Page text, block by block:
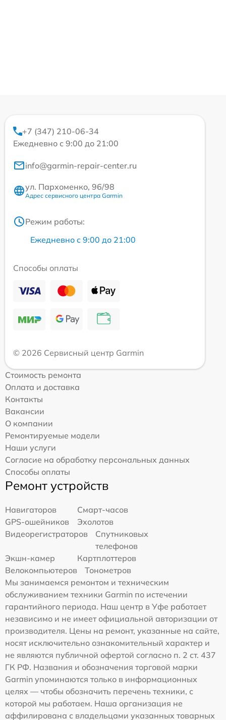
+7 (347) 210-06-34
Ежедневно с 9:00 до 21:00
info@garmin-repair-center.ru
ул. Пархоменко, 96/98
Адрес сервисного центра Garmin
Режим работы:
Ежедневно с 9:00 до 21:00
Способы оплаты
© 2026 Сервисный центр Garmin
Стоимость ремонта
Оплата и доставка
Контакты
Вакансии
О компании
Ремонтируемые модели
Наши услуги
Согласие на обработку персональных данных
Способы оплаты
Ремонт устройств
Навигаторов
Смарт-часов
GPS-ошейников
Эхолотов
Видеорегистраторов
Спутниковых
телефонов
Экшн-камер
Картплоттеров
Велокомпьютеров
Тонометров
Мы занимаемся ремонтом и техническим
обслуживанием техники Garmin по истечении
гарантийного периода. Наш центр в Уфе работает
независимо и не имеет официальной авторизации от
производителя. Цены на ремонт, указанные на сайте,
носят исключительно ознакомительный характер и
не являются публичной офертой согласно п. 2 ст. 437
ГК РФ. Названия и обозначения торговой марки
Garmin упоминаются только в информационных
целях — чтобы обозначить перечень техники, с
которой мы работаем. Наша организация не
аффилирована с владельцами указанных товарных